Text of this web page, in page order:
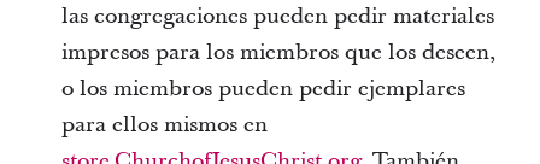
las congregaciones pueden pedir materiales
impresos para los miembros que los deseen,
o los miembros pueden pedir ejemplares
para ellos mismos en